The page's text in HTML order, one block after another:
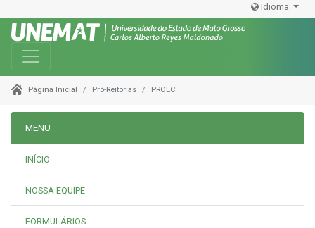
Idioma
Toggle navigation
Página Inicial Pró-Reitorias PROEC
MENU
INÍCIO
NOSSA EQUIPE
FORMULÁRIOS